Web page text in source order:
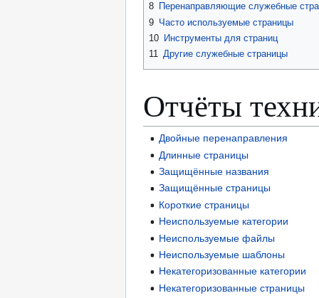
8 Перенаправляющие служебные
9 Часто используемые страницы
10 Инструменты для страниц
11 Другие служебные страницы
Отчёты
Двойные перенаправления
Длинные страницы
Защищённые названия
Защищённые страницы
Короткие страницы
Неиспользуемые категории
Неиспользуемые файлы
Неиспользуемые шаблоны
Некатегоризованные категории
Некатегоризованные страницы